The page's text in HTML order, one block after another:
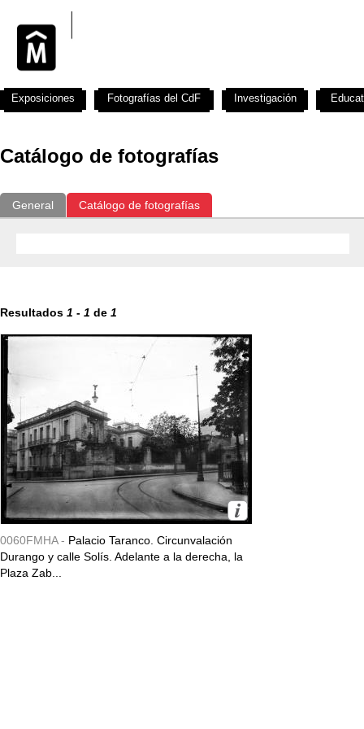
Catálogo de fotografías
General Catálogo de fotografías
Resultados 1 - 1 de 1
0060FMHA - Palacio Taranco. Circunvalación
Durango y calle Solís. Adelante a la derecha, la
Plaza Zab...
Exposiciones Fotografías del CdF Investigación